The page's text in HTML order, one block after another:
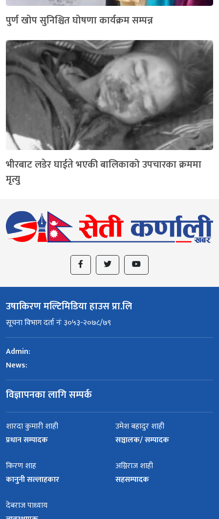
पुर्ण खोप सुनिश्चित घोषणा कार्यक्रम सम्पन्न
भीरबाट लडेर घाईते भएकी बालिकाको उपचारका क्रममा
मृत्यु
उषाकिरण मल्टिमिडिया हाउस प्रा.लि
सूचना विभाग दर्ता नंः ३०५३-२०७८/७९
Admin:
News:
विज्ञापनका लागि सम्पर्क
शारदा कुमारी शाही
प्रधान सम्पादक
उमेश बहादुर शाही
सञ्चालक/ सम्पादक
किरण शाह
कानुनी सल्लाहकार
अग्निराज शाही
सहसम्पादक
देबराज पाध्याय